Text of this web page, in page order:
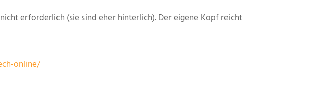
erforderlich (sie sind eher hinterlich). Der eigene Kopf reicht
online/